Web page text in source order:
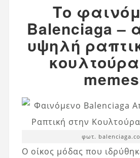
Το
Balenciaga –
υψηλή
memes
φωτ.
Ο οίκος μόδας που